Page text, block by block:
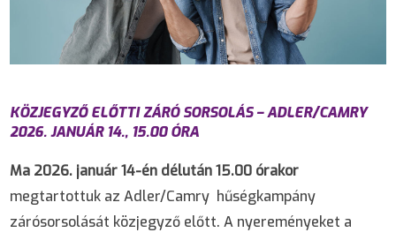
KÖZJEGYZŐ ELŐTTI ZÁRÓ SORSOLÁS – ADLER/CAMRY
2026. JANUÁR 14., 15.00 ÓRA
Ma 2026. január 14-én délután 15.00 órakor
megtartottuk az Adler/Camry hűségkampány
zárósorsolását közjegyző előtt. A nyereményeket a